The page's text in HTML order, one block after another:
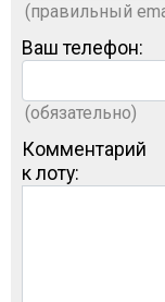
(правильный
Ваш телефон:
(обязательно)
Комментарий
к лоту: